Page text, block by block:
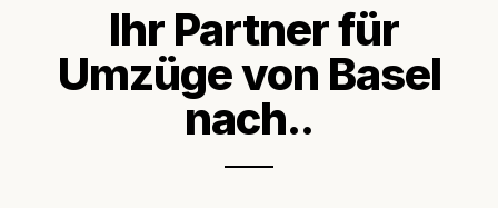
Ihr Partner für
Umzüge von Basel
nach..